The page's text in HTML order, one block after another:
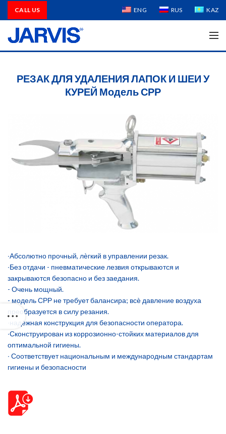
CALL US ENG RUS KAZ
РЕЗАК ДЛЯ УДАЛЕНИЯ ЛАПОК И ШЕИ У
КУРЕЙ Модель СРР
∙Абсолютно прочный, лѐгкий в управлении резак.
∙Без отдачи - пневматические лезвия открываются и
закрываются безопасно и без заедания.
- Очень мощный.
- модель СРР не требует балансира; всѐ давление воздуха
преобразуется в силу резания.
∙надѐжная конструкция для безопасности оператора.
∙Сконструирован из коррозионно-стойких материалов для
оптимальной гигиены.
∙ Соответствует национальным и международным стандартам
гигиены и безопасности